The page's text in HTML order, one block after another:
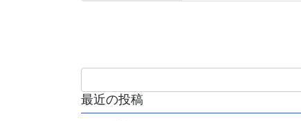
最近の投稿